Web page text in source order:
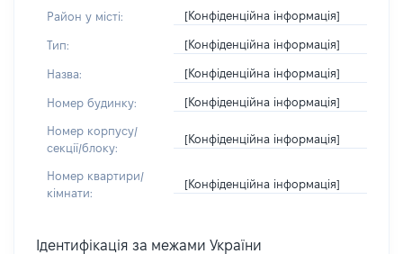
Район у місті: [Конфіденційна інформація]
Тип: [Конфіденційна інформація]
Назва: [Конфіденційна інформація]
Номер будинку: [Конфіденційна інформація]
Номер корпусу/
секції/блоку:
[Конфіденційна інформація]
Номер квартири/
кімнати:
[Конфіденційна інформація]
Ідентифікація за межами України